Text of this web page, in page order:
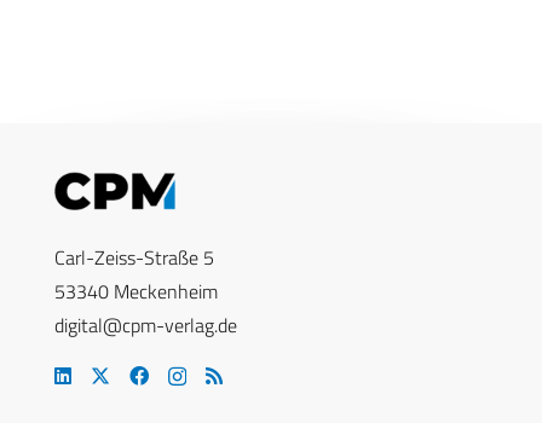
Carl-Zeiss-Straße 5
53340 Meckenheim
digital@cpm-verlag.de